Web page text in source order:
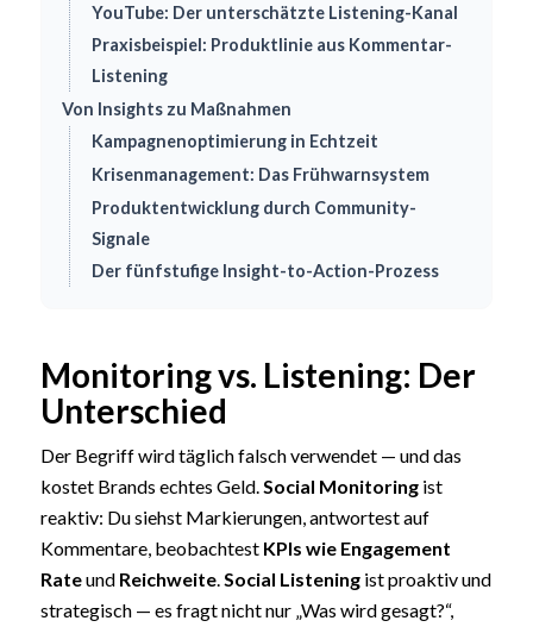
YouTube: Der unterschätzte Listening-Kanal
Praxisbeispiel: Produktlinie aus Kommentar-
Listening
Von Insights zu Maßnahmen
Kampagnenoptimierung in Echtzeit
Krisenmanagement: Das Frühwarnsystem
Produktentwicklung durch Community-
Signale
Der fünfstufige Insight-to-Action-Prozess
Monitoring vs. Listening: Der
Unterschied
Der Begriff wird täglich falsch verwendet — und das
kostet Brands echtes Geld.Social Monitoringist
reaktiv: Du siehst Markierungen, antwortest auf
Kommentare, beobachtest KPIs wie Engagement
Rateund Reichweite.Social Listeningist proaktiv und
strategisch — es fragt nicht nur „Was wird gesagt?“,